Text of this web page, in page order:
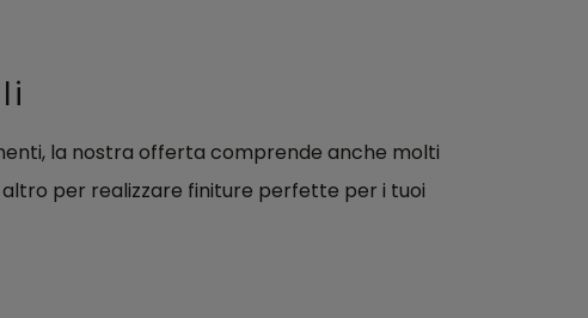
la nostra offerta comprende anche molti
per realizzare finiture perfette per i tuoi